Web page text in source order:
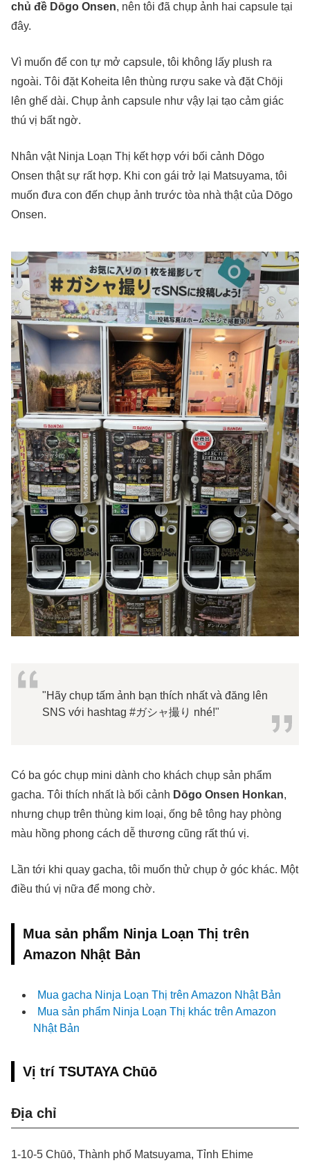
chủ đề Dōgo Onsen, nên tôi đã chụp ảnh hai capsule tại
đây.
Vì muốn để con tự mở capsule, tôi không lấy plush ra
ngoài. Tôi đặt Koheita lên thùng rượu sake và đặt Chōji
lên ghế dài. Chụp ảnh capsule như vậy lại tạo cảm giác
thú vị bất ngờ.
Nhân vật Ninja Loạn Thị kết hợp với bối cảnh Dōgo
Onsen thật sự rất hợp. Khi con gái trở lại Matsuyama, tôi
muốn đưa con đến chụp ảnh trước tòa nhà thật của Dōgo
Onsen.
"Hãy chụp tấm ảnh bạn thích nhất và đăng lên
SNS với hashtag #ガシャ撮り nhé!"
Có ba góc chụp mini dành cho khách chụp sản phẩm
gacha. Tôi thích nhất là bối cảnh Dōgo Onsen Honkan,
nhưng chụp trên thùng kim loại, ống bê tông hay phòng
màu hồng phong cách dễ thương cũng rất thú vị.
Lần tới khi quay gacha, tôi muốn thử chụp ở góc khác. Một
điều thú vị nữa để mong chờ.
Mua sản phẩm Ninja Loạn Thị trên
Amazon Nhật Bản
Mua gacha Ninja Loạn Thị trên Amazon Nhật Bản
Mua sản phẩm Ninja Loạn Thị khác trên Amazon
Nhật Bản
Vị trí TSUTAYA Chūō
Địa chỉ
1-10-5 Chūō, Thành phố Matsuyama, Tỉnh Ehime